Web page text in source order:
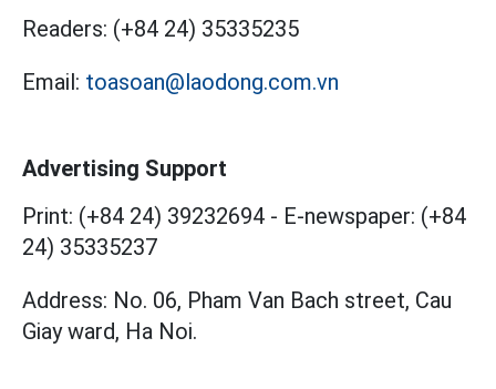
Readers: (+84 24) 35335235
Email: toasoan@laodong.com.vn
Advertising Support
Print: (+84 24) 39232694 - E-newspaper: (+84
24) 35335237
Address: No. 06, Pham Van Bach street, Cau
Giay ward, Ha Noi.